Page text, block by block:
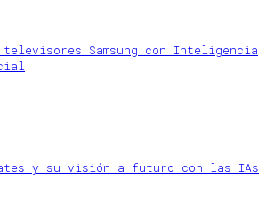
televisores Samsung con Inteligencia
y su visión a futuro con las IAs